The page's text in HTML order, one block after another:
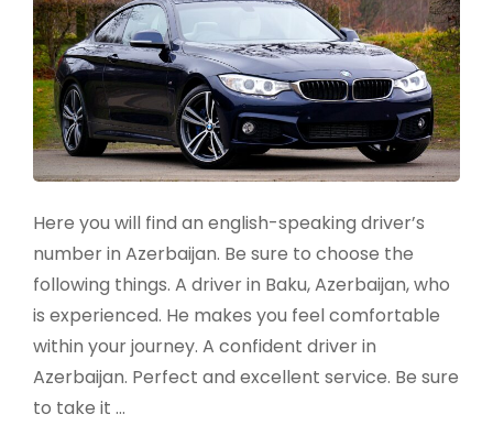
Here you will find an english-speaking driver’s
number in Azerbaijan. Be sure to choose the
following things. A driver in Baku, Azerbaijan, who
is experienced. He makes you feel comfortable
within your journey. A confident driver in
Azerbaijan. Perfect and excellent service. Be sure
to take it …